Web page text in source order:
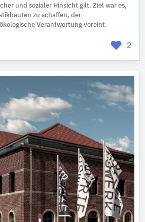
und sozialer Hinsicht gilt. Ziel war es,
zu schaffen, der
Verantwortung vereint.
2